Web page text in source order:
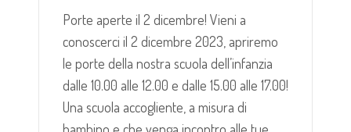
Porte aperte il 2 dicembre! Vieni a
conoscerci il 2 dicembre 2023, apriremo
le porte della nostra scuola dell’infanzia
dalle 10.00 alle 12.00 e dalle 15.00 alle 17.00!
Una scuola accogliente, a misura di